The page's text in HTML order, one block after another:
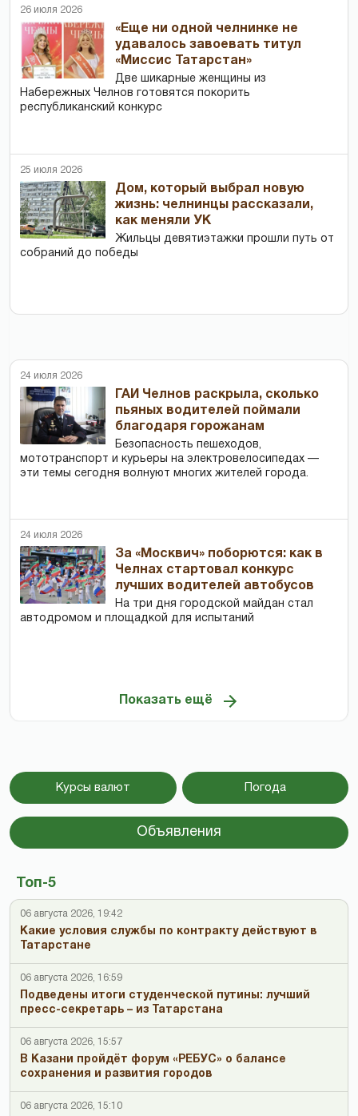
26 июля 2026
«Еще ни одной челнинке не
удавалось завоевать титул
«Миссис Татарстан»
Две шикарные женщины из
Набережных Челнов готовятся покорить
республиканский конкурс
25 июля 2026
Дом, который выбрал новую
жизнь: челнинцы рассказали,
как меняли УК
Жильцы девятиэтажки прошли путь от
собраний до победы
24 июля 2026
ГАИ Челнов раскрыла, сколько
пьяных водителей поймали
благодаря горожанам
Безопасность пешеходов,
мототранспорт и курьеры на электровелосипедах —
эти темы сегодня волнуют многих жителей города.
24 июля 2026
За «Москвич» поборются: как в
Челнах стартовал конкурс
лучших водителей автобусов
На три дня городской майдан стал
автодромом и площадкой для испытаний
Показать ещё
Курсы валют Погода
Объявления
Топ-5
06 августа 2026, 19:42
Какие условия службы по контракту действуют в
Татарстане
06 августа 2026, 16:59
Подведены итоги студенческой путины: лучший
пресс-секретарь – из Татарстана
06 августа 2026, 15:57
В Казани пройдёт форум «РЕБУС» о балансе
сохранения и развития городов
06 августа 2026, 15:10